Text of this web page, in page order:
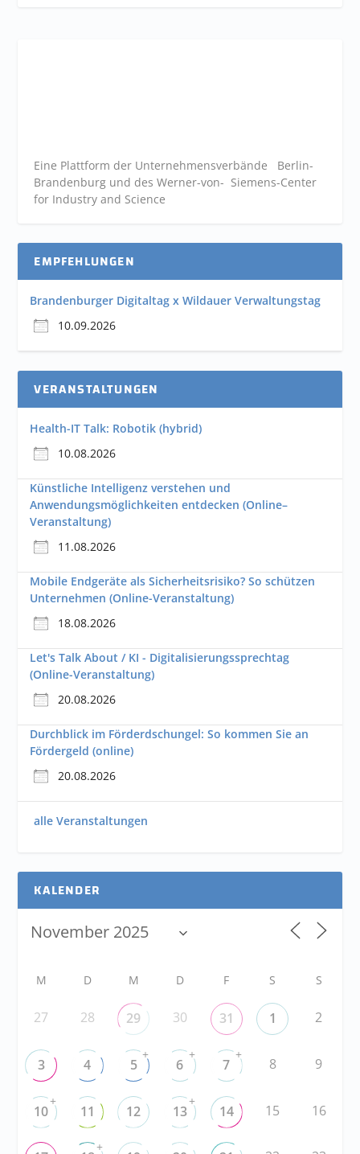
Eine Plattform der Unternehmensverbände Berlin-
Brandenburg und des Werner-von- Siemens-Center
for Industry and Science
EMPFEHLUNGEN
Brandenburger Digitaltag x Wildauer Verwaltungstag
10.09.2026
VERANSTALTUNGEN
Health-IT Talk: Robotik (hybrid)
10.08.2026
Künstliche Intelligenz verstehen und
Anwendungsmöglichkeiten entdecken (Online–
Veranstaltung)
11.08.2026
Mobile Endgeräte als Sicherheitsrisiko? So schützen
Unternehmen (Online-Veranstaltung)
18.08.2026
Let's Talk About / KI - Digitalisierungssprechtag
(Online-Veranstaltung)
20.08.2026
Durchblick im Förderdschungel: So kommen Sie an
Fördergeld (online)
20.08.2026
alle Veranstaltungen
KALENDER
M D M D F S S
27 28 29 30 31 1 2
3 4 5
+
6
+
7
+
8 9
10
+
11 12 13
+
14 15 16
+